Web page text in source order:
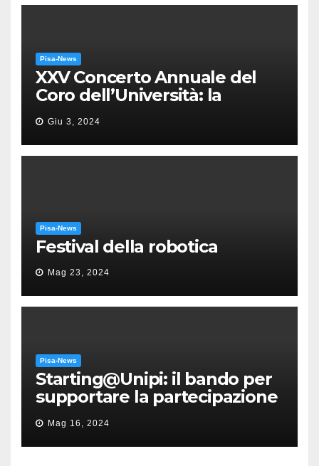
Pisa-News
XXV Concerto Annuale del
Coro dell’Università: la
“Messa in gloria” di Giacomo
Puccini
Giu 3, 2024
Pisa-News
Festival della robotica
Mag 23, 2024
Pisa-News
Starting@Unipi: il bando per
supportare la partecipazione
all’ERC Starting Grant
Mag 16, 2024